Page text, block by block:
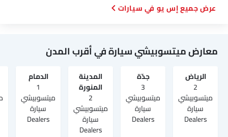
إس يو في سيارات
معارض ميتسوبيشي سيارة في أقرب المدن
الرياض‎
2
ميتسوبيشي
سيارة
Dealers
جدّة
3
ميتسوبيشي
سيارة
Dealers
المدينة
المنورة
2
ميتسوبيشي
سيارة
Dealers
الدمام
1
ميتسوبيشي
سيارة
Dealers